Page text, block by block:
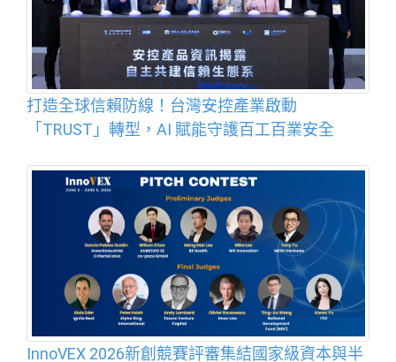
打造全球信賴防線！台灣安控產業啟動
「TRUST」轉型，AI 賦能守護百工百業安全
InnoVEX 2026新創競賽評審集結國家級資本與半